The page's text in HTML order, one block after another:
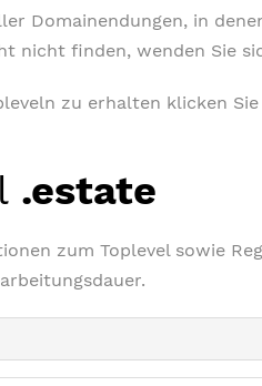
Domainendungen, in
nicht finden, wenden Sie
zu erhalten klicken
.estate
zum Toplevel sowie